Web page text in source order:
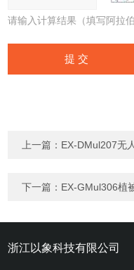
请输入计算结果（填写阿拉
上一篇： EX-DMul207无
下一篇： EX-GMul306植
浙江以象科技有限公司